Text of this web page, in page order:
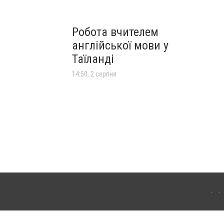
Робота вчителем
англійської мови у
Таїланді
14:50, 2 серпня